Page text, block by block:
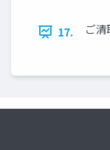
17. ご